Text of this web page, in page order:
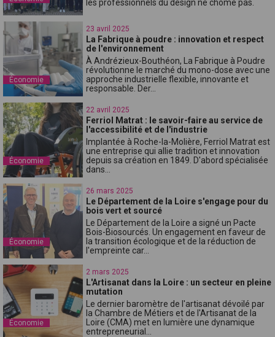
les professionnels du design ne chôme pas.
Économie
23 avril 2025
La Fabrique à poudre : innovation et respect
de l'environnement
À Andrézieux-Bouthéon, La Fabrique à Poudre
révolutionne le marché du mono-dose avec une
approche industrielle flexible, innovante et
responsable. Der...
Économie
22 avril 2025
Ferriol Matrat : le savoir-faire au service de
l'accessibilité et de l'industrie
Implantée à Roche-la-Molière, Ferriol Matrat est
une entreprise qui allie tradition et innovation
depuis sa création en 1849. D'abord spécialisée
dans...
Économie
26 mars 2025
Le Département de la Loire s'engage pour du
bois vert et sourcé
Le Département de la Loire a signé un Pacte
Bois-Biosourcés. Un engagement en faveur de
la transition écologique et de la réduction de
l'empreinte car...
Économie
2 mars 2025
L'Artisanat dans la Loire : un secteur en pleine
mutation
Le dernier baromètre de l'artisanat dévoilé par
la Chambre de Métiers et de l'Artisanat de la
Loire (CMA) met en lumière une dynamique
entrepreneurial...